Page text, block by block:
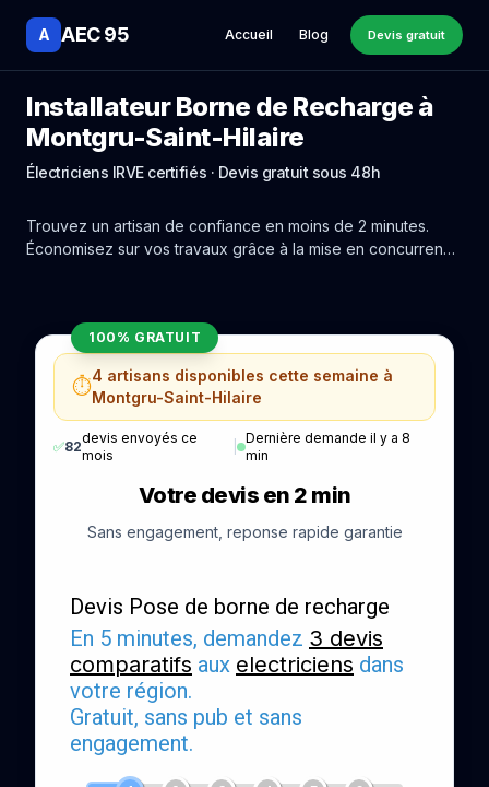
A AEC 95 Accueil Blog Devis gratuit
Installateur Borne de Recharge à
Montgru-Saint-Hilaire
Électriciens IRVE certifiés · Devis gratuit sous 48h
Trouvez un artisan de confiance en moins de 2 minutes.
Économisez sur vos travaux grâce à la mise en concurrence
100% GRATUIT
⏱️4 artisans disponibles cette semaine à
Montgru-Saint-Hilaire
✅82
devis envoyés ce
mois
Dernière demande il y a 8
min
Votre devis en 2 min
Sans engagement, reponse rapide garantie
Devis Pose de borne de recharge
En 5 minutes, demandez 3 devis
comparatifs aux electriciens dans
votre région.
Gratuit, sans pub et sans
engagement.